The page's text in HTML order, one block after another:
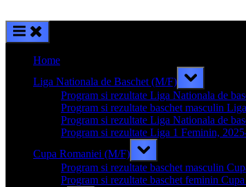
Home
Liga Nationala de Baschet (M/F)
Toggle
sub-
menu
Program si rezultate Liga Nationala de
Program si rezultate baschet masculin
Program si rezultate Liga Nationala de
Program si rezultate Liga 1 Feminin,
Cupa Romaniei (M/F)
Toggle
sub-
menu
Program si rezultate baschet masculin
Program si rezultate baschet feminin